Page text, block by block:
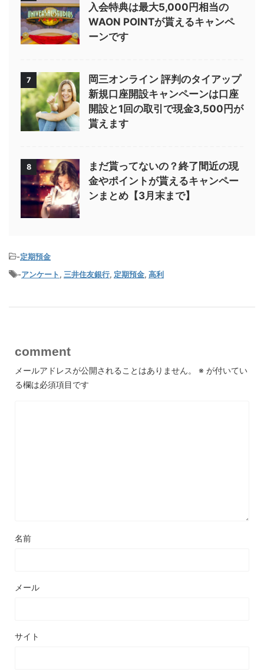
入会特典は最大5,000円相当の
WAON POINTが貰えるキャンペ
ーンです
7
岡三オンライン 評判のタイアップ
新規口座開設キャンペーンは口座
開設と1回の取引で現金3,500円が
貰えます
8
まだ貰ってないの？終了間近の現
金やポイントが貰えるキャンペー
ンまとめ【3月末まで】
-定期預金
-アンケート, 三井住友銀行, 定期預金, 高利
comment
メールアドレスが公開されることはありません。 ※ が付いてい
る欄は必須項目です
名前
メール
サイト